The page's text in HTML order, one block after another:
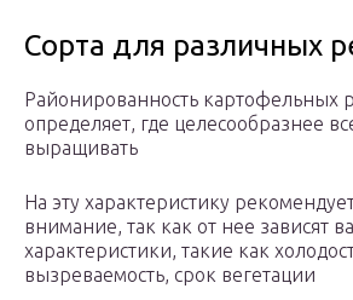
Сорта для различных
Районированность картофельных
определяет, где целесообразнее
выращивать
На эту характеристику
внимание, так как от нее зависят
характеристики, такие как
вызреваемость, срок вегетации